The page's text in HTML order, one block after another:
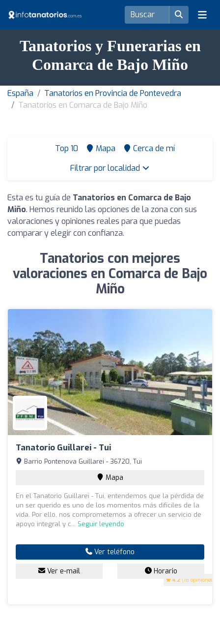
Tanatorios y Funerarias en
Comarca de Bajo Miño
España
Tanatorios en Provincia de Pontevedra
Tanatorios en Comarca de Bajo Miño
Top 10 Mapa
Cerca de mí
Filtrar por localidad
Esta es tu guía de Tanatorios en Comarca de Bajo
Miño. Hemos reunido las opciones de la zona con sus
valoraciones y opiniones reales para que puedas
comparar y elegir con confianza.
Tanatorios con mejores
valoraciones en Comarca de Bajo
Miño
Tanatorio Guillarei - Tui
4.2 (18 opiniones)
Barrio Pontenova Guillarei - 36720, Tui
Mapa
En el Tanatorio Guillarei - Tui, entendemos que la pérdida de
un ser querido es uno de los momentos más difíciles de la
vida. Por ello, nos comprometemos a ofrecer un servicio de
apoyo integral y c... Seguir leyendo
Ver teléfono
Ver e-mail Horario